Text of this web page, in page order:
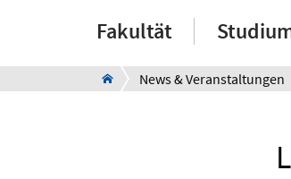
Fakultät
News & Veranstaltungen